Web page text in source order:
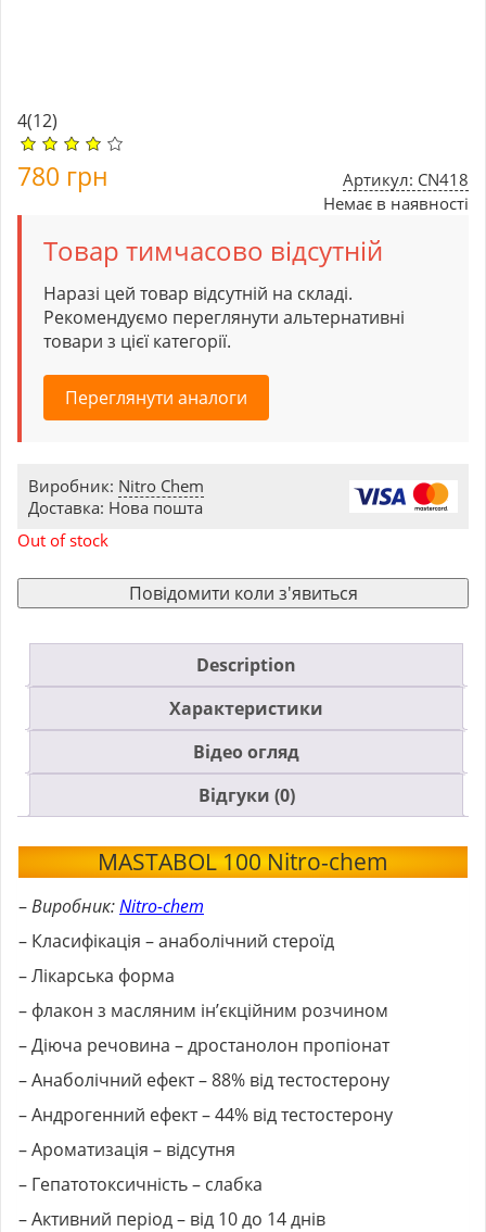
4(12)
Артикул: CN418
Немає в наявності
780 грн
Товар тимчасово відсутній
Наразі цей товар відсутній на складі.
Рекомендуємо переглянути альтернативні
товари з цієї категорії.
Переглянути аналоги
Виробник: Nitro Chem
Доставка: Нова пошта
Out of stock
Повідомити коли з'явиться
Description
Характеристики
Відео огляд
Відгуки (0)
MASTABOL 100 Nitro-chem
–Виробник:Nitro-chem
– Класифікація – анаболічний стероїд
– Лікарська форма
– флакон з масляним ін’єкційним розчином
– Діюча речовина – дростанолон пропіонат
– Анаболічний ефект – 88% від тестостерону
– Андрогенний ефект – 44% від тестостерону
– Ароматизація – відсутня
– Гепатотоксичність – слабка
– Активний період – від 10 до 14 днів